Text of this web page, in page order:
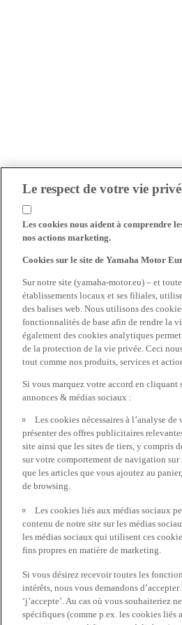
Le respect de votre vie
Les cookies nous aident à comprendre
nos actions marketing.
Cookies sur le site de Yamaha Motor
Sur notre site (yamaha-motor.eu) – et
établissements locaux et ses filiales,
des balises web. Nous utilisons des
fonctionnalités de base afin de rendre la
également des cookies analytiques
de la protection de la vie privée. Ceci
tout comme nos produits, services et
Si vous marquez votre accord en
annonces & médias sociaux :
Les cookies nécessaires à l’analyse
présenter des offres publicitaires
site ainsi que les sites de tiers, y compris
sur votre comportement de navigation
que les articles que vous ajoutez au
de browsing.
Les cookies liés aux médias sociaux
contenu de notre site sur les médias
les médias sociaux qui utilisent ces
fins propres en matière de marketing.
Si vous désirez recevoir toutes les
intérêts, nous vous demandons
‘j’accepte’. Au cas où vous souhaiteriez
spécifiques (comme p.ex. les cookies